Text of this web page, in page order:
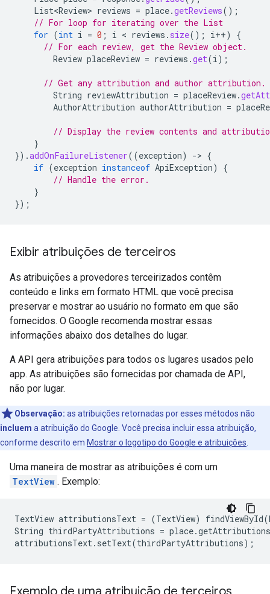
List<Review> reviews = place.getReviews();
// For loop for iterating over the List
for (int i = 0 ; i < reviews . size(); i++)
{
// For each review, get the Review object.
Review placeReview = reviews .get(i);
// Get any attribution and author attribution.
String reviewAttribution = placeReview.
AuthorAttribution authorAttribution =
// Display the review contents and
}
}).addOnFailureListener((exception) -> {
if (exception instanceof ApiException)
{
// Handle the error.
}
});
Exibir atribuições de terceiros
As atribuições a provedores terceirizados contêm
conteúdo e links em formato HTML que você precisa
preservar e mostrar ao usuário no formato em que são
fornecidos. O Google recomenda mostrar essas
informações abaixo dos detalhes do lugar.
A API gera atribuições para todos os lugares usados pelo
app. As atribuições são fornecidas por chamada de API,
não por lugar.
Observação: as atribuições retornadas por esses métodos não
incluem a atribuição do Google. Você precisa incluir essa atribuição,
conforme descrito em Mostrar o logotipo do Google e atribuições
Uma maneira de mostrar as atribuições é com um
TextView . Exemplo:
TextView attributionsText = (TextView)
String thirdPartyAttributions =
attributionsText.setText(thirdPartyAttributions);